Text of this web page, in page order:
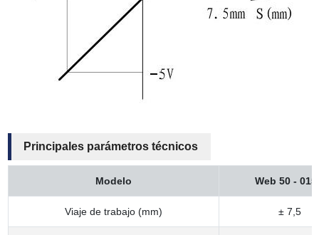
Principales parámetros técnicos
Modelo Web 50 -
Viaje de trabajo (mm) ± 7,5